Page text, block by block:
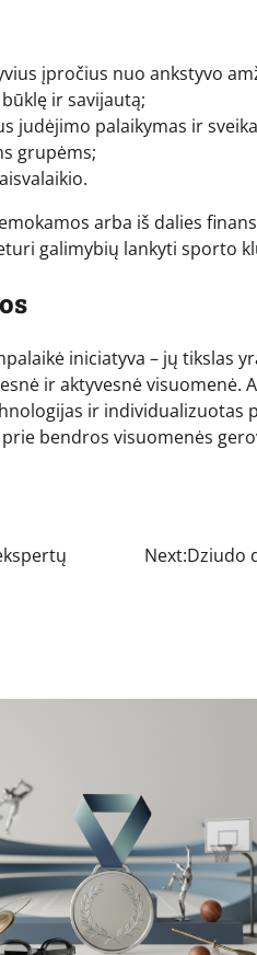
įpročius nuo ankstyvo
ir savijautą;
judėjimo palaikymas ir
grupėms;
arba iš dalies
galimybių lankyti sporto
iniciatyva – jų tikslas
ir aktyvesnė
ir individualizuotas
bendros visuomenės
Next:Dziudo